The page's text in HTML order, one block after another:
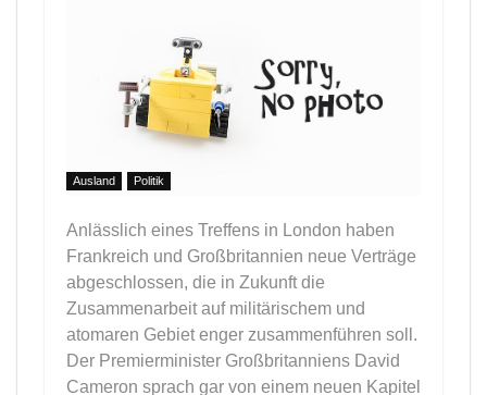
Ausland Politik
Anlässlich eines Treffens in London haben
Frankreich und Großbritannien neue Verträge
abgeschlossen, die in Zukunft die
Zusammenarbeit auf militärischem und
atomaren Gebiet enger zusammenführen soll.
Der Premierminister Großbritanniens David
Cameron sprach gar von einem neuen Kapitel